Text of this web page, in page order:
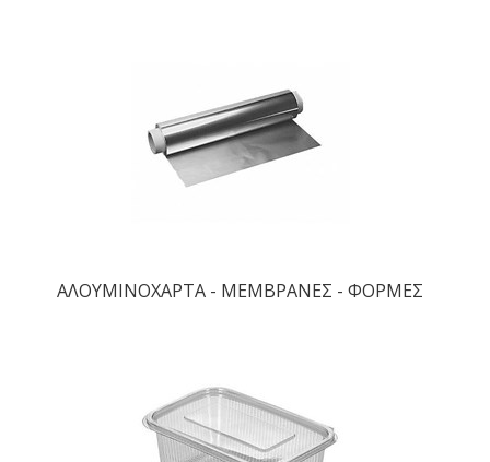
ΑΛΟΥΜΙΝΟΧΑΡΤΑ - ΜΕΜΒΡΑΝΕΣ - ΦΟΡΜΕΣ